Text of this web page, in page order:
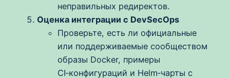
неправильных редиректов.
Оценка интеграции с DevSecOps
Проверьте, есть ли официальные
или поддерживаемые сообществом
образы Docker, примеры
CI‑конфигураций и Helm‑чарты с